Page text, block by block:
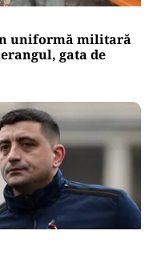
uniformă militară
gata de